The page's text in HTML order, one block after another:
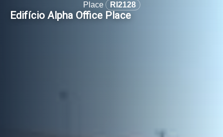
Place
RI2128
Edifício Alpha Office Place